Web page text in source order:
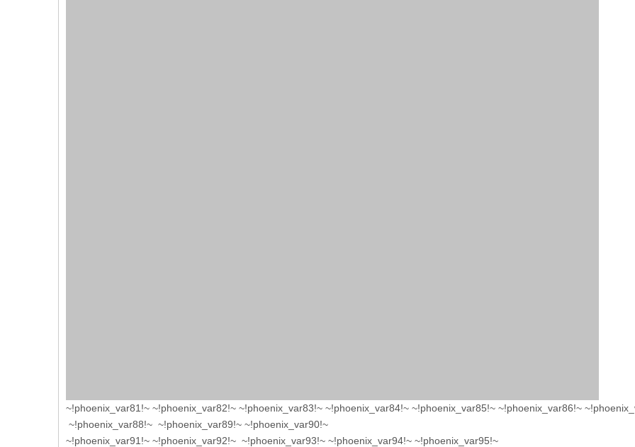
~!phoenix_var81!~ ~!phoenix_var82!~ ~!phoenix_var83!~ ~!phoenix_var84!~ ~!phoenix_var85!~ ~!phoenix_var86!~
~!phoenix_var88!~ ~!phoenix_var89!~ ~!phoenix_var90!~
~!phoenix_var91!~ ~!phoenix_var92!~ ~!phoenix_var93!~ ~!phoenix_var94!~ ~!phoenix_var95!~